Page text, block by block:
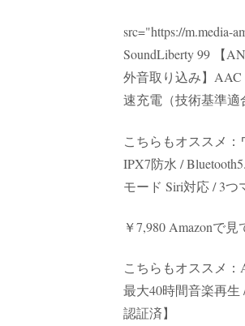
src="https://m.media-
SoundLiberty 99 【
外音取り込み】AAC
速充電（技術基準適
こちらもオススメ
IPX7防水 /
モード Siri対応 / 3つ
￥7,980 Amazonで見
こちらもオススメ：
最大40時間音楽再生
認証済】